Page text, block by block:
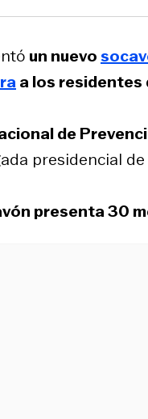
un nuevo
a los residentes
de
presidencial
presenta 30